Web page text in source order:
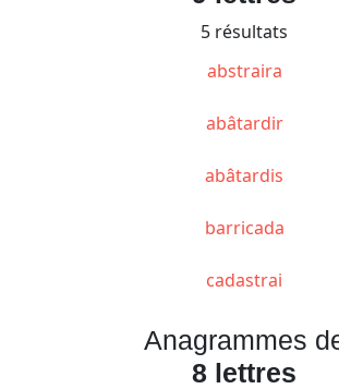
5 résultats
abstraira
abâtardir
abâtardis
barricada
cadastrai
Anagrammes
8 lettres